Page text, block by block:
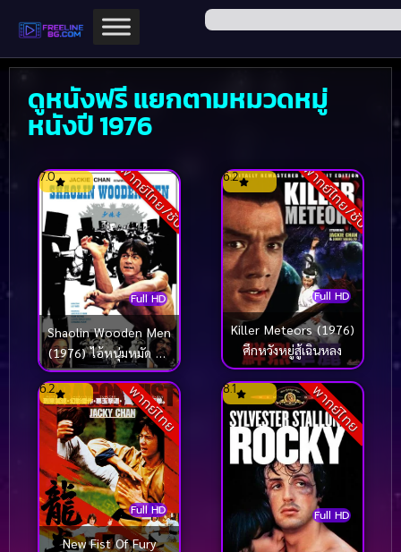
ดูหนังฟรี แยกตามหมวดหมู่
หนังปี 1976
พากย์ไทย/ซับ
Full HD
7.0
Shaolin Wooden Men
(1976) ไอ้หนุ่มหมัด 18
ท่านรก
พากย์ไทย/ซับ
Full HD
6.2
Killer Meteors (1976)
ศึกหวังหยู่สู้เฉินหลง
พากย์ไทย
Full HD
6.2
New Fist Of Fury
พากย์ไทย
Full HD
8.1